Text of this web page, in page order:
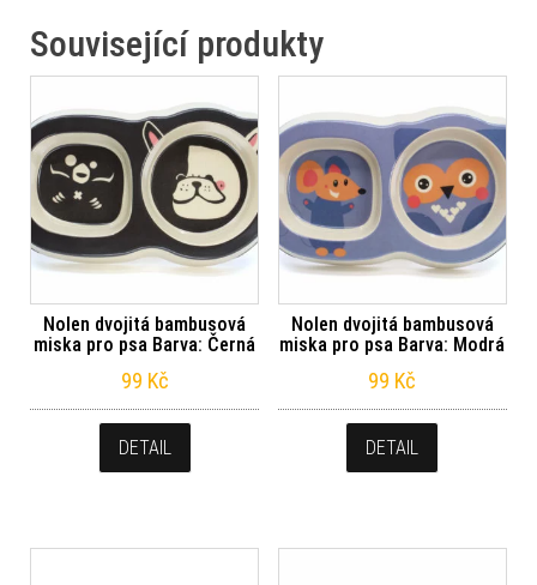
Související produkty
Nolen dvojitá bambusová
miska pro psa Barva: Černá
99 Kč
DETAIL
Nolen dvojitá bambusová
miska pro psa Barva: Modrá
99 Kč
DETAIL